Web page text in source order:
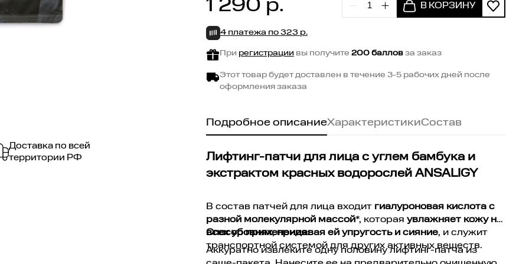
Доставка по всей
территории РФ
1 290 р.
4 платежа по 323 р.
При регистрациивы получите 200 балловза заказ
Этот товар будет доставлен в течение 3-5 рабочих дней после
оформления заказа
Подробное описаниеХарактеристикиСостав
Лифтинг-патчи для лица с углем бамбука и
экстрактом красных водорослей ANSALIGY
В состав патчей для лица входит гиалуроновая кислота с
разной молекулярной массой*, которая увлажняет кожу на
всех уровнях,придавая ей упругость и сияние, и служит
транспортной системой для других активных веществ.
Способ применения:
Аккуратно извлеките одну половину лифтинг-патча из